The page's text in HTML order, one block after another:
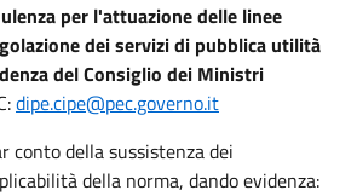
per l'attuazione delle linee
dei servizi di pubblica utilità
del Consiglio dei Ministri
dipe.cipe@pec.governo.it
conto della sussistenza dei
della norma, dando evidenza: